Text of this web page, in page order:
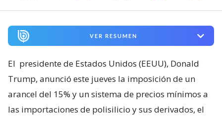
VER RESUMEN
El presidente de Estados Unidos (EEUU), Donald
Trump, anunció este jueves la imposición de un
arancel del 15% y un sistema de precios mínimos a
las importaciones de polisilicio y sus derivados, el